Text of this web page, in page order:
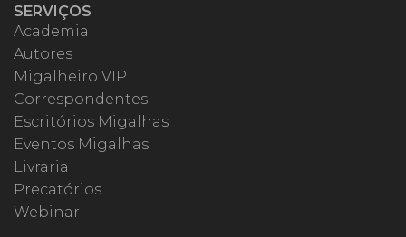
SERVIÇOS
Academia
Autores
Migalheiro VIP
Correspondentes
Escritórios Migalhas
Eventos Migalhas
Livraria
Precatórios
Webinar